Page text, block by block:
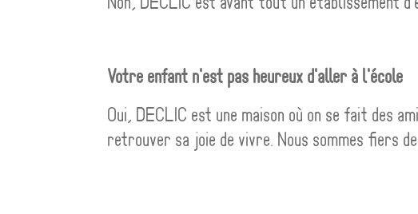
Votre enfant n'est pas heureux d'aller à l'école
Oui, DECLIC est une maison où on se fait des
retrouver sa joie de vivre. Nous sommes fiers